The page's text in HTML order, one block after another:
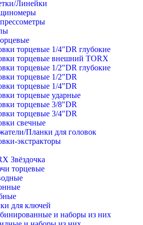
Линейки
торцевые 1/4"DR глубокие
торцевые внешний TORX
торцевые 1/2"DR глубокие
торцевые 1/2"DR
торцевые 1/4"DR
торцевые ударные
торцевые 3/8"DR
торцевые 3/4"DR
свечные
Планки для головок
экстракторы
Звёздочка
торцевые
для ключей
и наборы из них